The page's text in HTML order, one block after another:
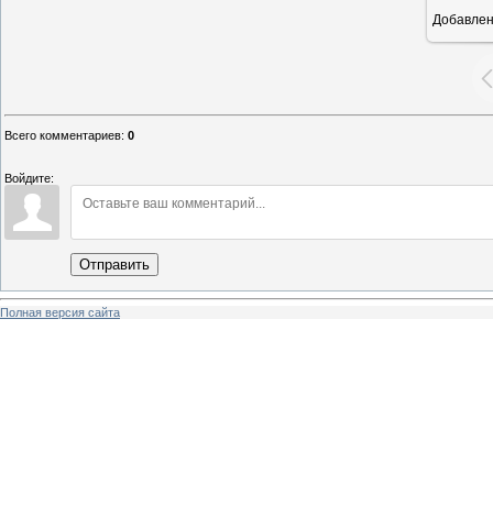
Всего комментариев: 0
Войдите:
Отправить
Полная версия сайта